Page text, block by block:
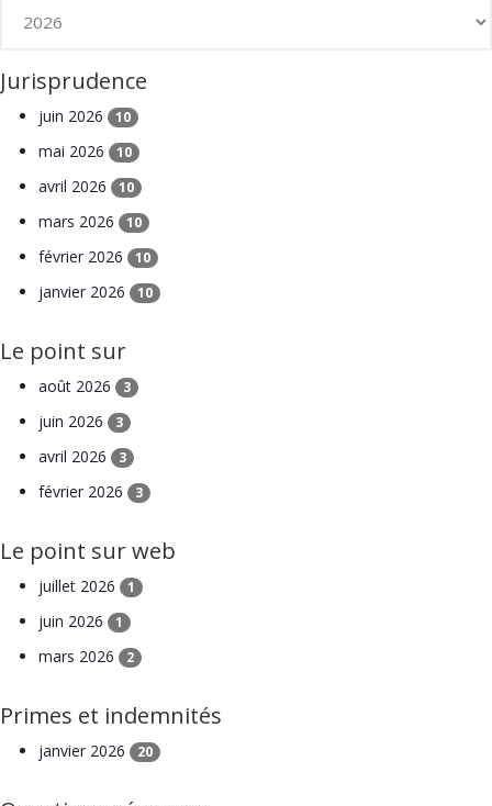
Jurisprudence
juin 2026 10
mai 2026 10
avril 2026 10
mars 2026 10
février 2026 10
janvier 2026 10
Le point sur
août 2026 3
juin 2026 3
avril 2026 3
février 2026 3
Le point sur web
juillet 2026 1
juin 2026 1
mars 2026 2
Primes et indemnités
janvier 2026 20